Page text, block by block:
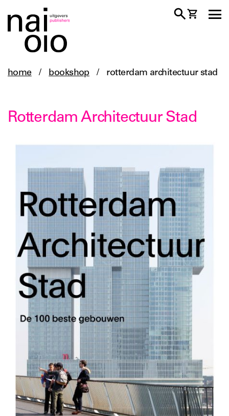
home / bookshop / rotterdam architectuur stad
Rotterdam Architectuur Stad